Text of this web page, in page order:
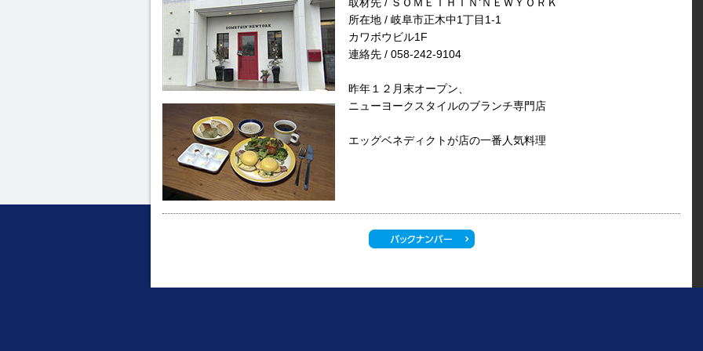
所在地 / 岐阜市正木中1丁目1-1
カワボウビル1F
連絡先 / 058-242-9104
昨年１２月末オープン、
ニューヨークスタイルのブランチ専門店
エッグベネディクトが店の一番人気料理